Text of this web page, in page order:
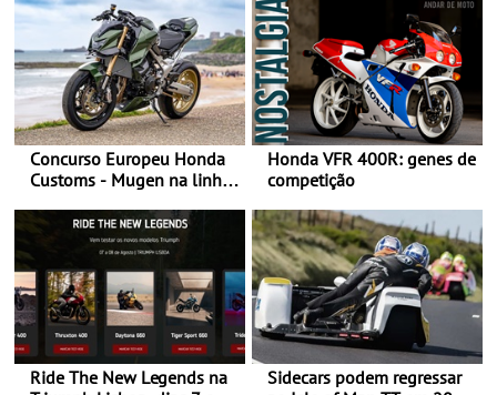
Concurso Europeu Honda
Customs - Mugen na linha
ganhar
Honda VFR 400R: genes de
competição
Ride The New Legends na
Sidecars podem regressar